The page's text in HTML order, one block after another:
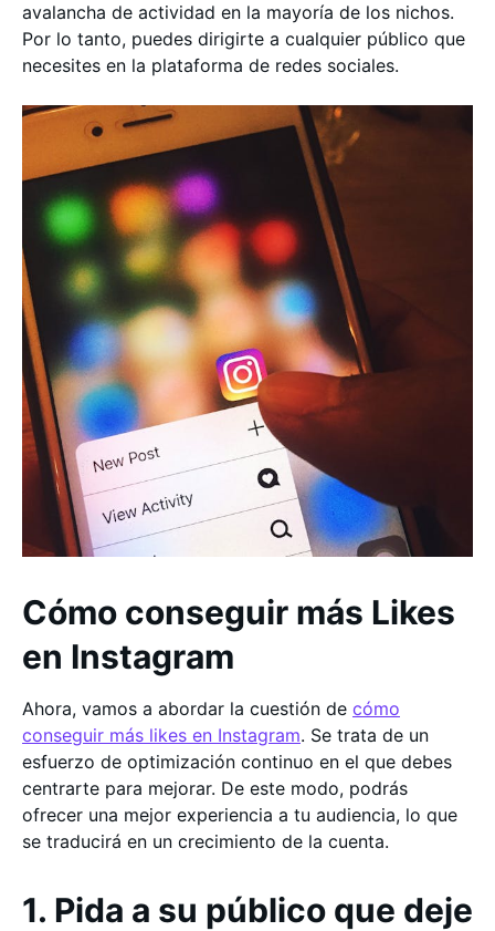
avalancha de actividad en la mayoría de los nichos.
Por lo tanto, puedes dirigirte a cualquier público que
necesites en la plataforma de redes sociales.
Cómo conseguir más Likes
en Instagram
Ahora, vamos a abordar la cuestión de cómo
conseguir más likes en Instagram. Se trata de un
esfuerzo de optimización continuo en el que debes
centrarte para mejorar. De este modo, podrás
ofrecer una mejor experiencia a tu audiencia, lo que
se traducirá en un crecimiento de la cuenta.
1. Pida a su público que deje